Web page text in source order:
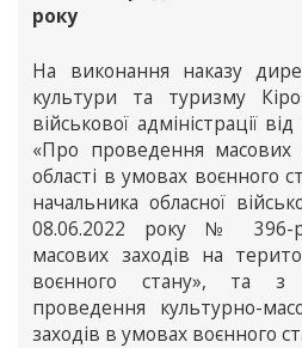
року
На виконання наказу
культури та туризму
військової адміністрації
«Про проведення масових
області в умовах воєнного
начальника обласної
08.06.2022 року № 396-
масових заходів на
воєнного стану», та з
проведення культурно-
заходів в умовах воєнного